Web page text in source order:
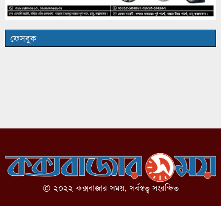
ফেসবুক
© ২০২২ কক্সবাজার সময়, সর্বস্বত্ব সংরক্ষিত